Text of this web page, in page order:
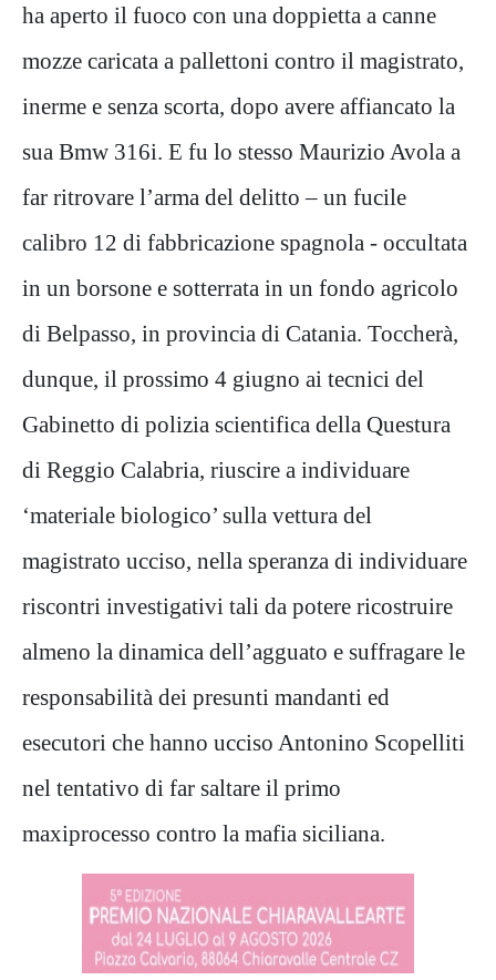
ha aperto il fuoco con una doppietta a canne
mozze caricata a pallettoni contro il magistrato,
inerme e senza scorta, dopo avere affiancato la
sua Bmw 316i. E fu lo stesso Maurizio Avola a
far ritrovare l’arma del delitto – un fucile
calibro 12 di fabbricazione spagnola - occultata
in un borsone e sotterrata in un fondo agricolo
di Belpasso, in provincia di Catania. Toccherà,
dunque, il prossimo 4 giugno ai tecnici del
Gabinetto di polizia scientifica della Questura
di Reggio Calabria, riuscire a individuare
‘materiale biologico’ sulla vettura del
magistrato ucciso, nella speranza di individuare
riscontri investigativi tali da potere ricostruire
almeno la dinamica dell’agguato e suffragare le
responsabilità dei presunti mandanti ed
esecutori che hanno ucciso Antonino Scopelliti
nel tentativo di far saltare il primo
maxiprocesso contro la mafia siciliana.